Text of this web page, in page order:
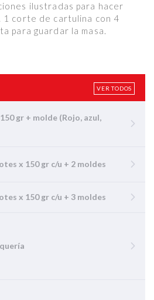
ilustradas para hacer
1 corte de cartulina con 4
para guardar la masa.
VER TODOS
gr + molde (Rojo, azul,
x 150 gr c/u + 2 moldes
x 150 gr c/u + 3 moldes